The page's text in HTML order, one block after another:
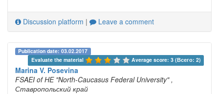
Discussion platform | Leave a comment
Publication date: 03.02.2017
Evaluate the material
Average score: 3 (Всего: 2)
Marina V. Posevina
FSAEI of HE "North-Caucasus Federal University" ,
Ставропольский край